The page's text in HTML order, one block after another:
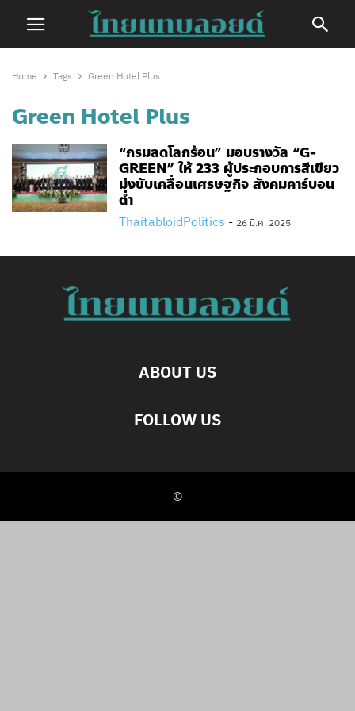
Home Tags Green Hotel Plus
Green Hotel Plus
“กรมลดโลกร้อน” มอบรางวัล “G-
GREEN” ให้ 233 ผู้ประกอบการสีเขียว
มุ่งขับเคลื่อนเศรษฐกิจ สังคมคาร์บอน
ต่ำ
ThaitabloidPolitics - 26 มี.ค. 2025
ABOUT US
FOLLOW US
©